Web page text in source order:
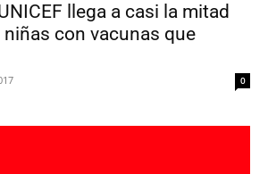
llega a casi la mitad
con vacunas que
0